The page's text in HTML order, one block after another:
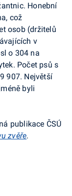
Honební
což
osob (držitelů
v
o 304 na
Počet psů s
907. Největší
byli
publikace ČSÚ
zvěře.